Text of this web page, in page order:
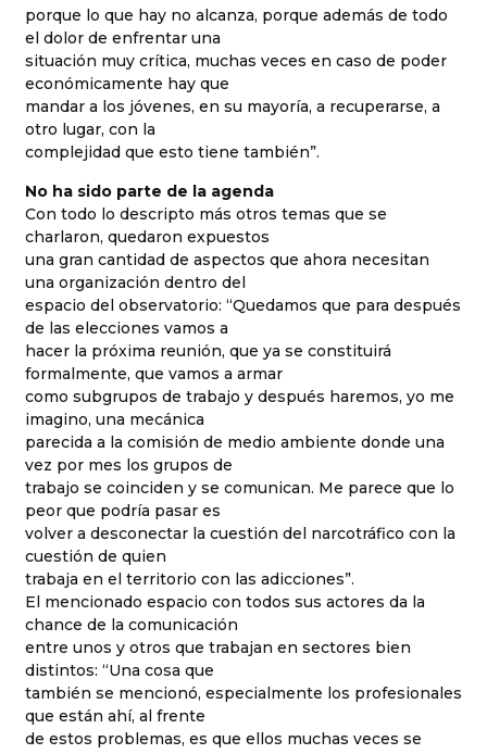
porque lo que hay no alcanza, porque además de todo
el dolor de enfrentar una
situación muy crítica, muchas veces en caso de poder
económicamente hay que
mandar a los jóvenes, en su mayoría, a recuperarse, a
otro lugar, con la
complejidad que esto tiene también”.
No ha sido parte de la agenda
Con todo lo descripto más otros temas que se
charlaron, quedaron expuestos
una gran cantidad de aspectos que ahora necesitan
una organización dentro del
espacio del observatorio: “Quedamos que para después
de las elecciones vamos a
hacer la próxima reunión, que ya se constituirá
formalmente, que vamos a armar
como subgrupos de trabajo y después haremos, yo me
imagino, una mecánica
parecida a la comisión de medio ambiente donde una
vez por mes los grupos de
trabajo se coinciden y se comunican. Me parece que lo
peor que podría pasar es
volver a desconectar la cuestión del narcotráfico con la
cuestión de quien
trabaja en el territorio con las adicciones”.
El mencionado espacio con todos sus actores da la
chance de la comunicación
entre unos y otros que trabajan en sectores bien
distintos: “Una cosa que
también se mencionó, especialmente los profesionales
que están ahí, al frente
de estos problemas, es que ellos muchas veces se